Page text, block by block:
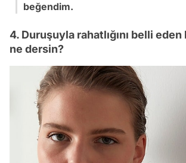
beğendim.
4. Duruşuyla rahatlığını belli
ne dersin?